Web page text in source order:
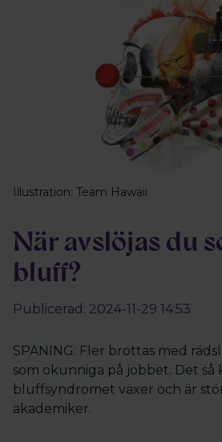
Illustration: Team Hawaii
När avslöjas du
bluff?
Publicerad: 2024-11-29 14:53
SPANING: Fler brottas med
som okunniga på jobbet. Det så
bluffsyndromet växer och är
akademiker.